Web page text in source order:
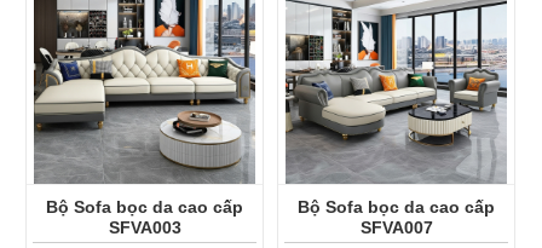
Bộ Sofa bọc da cao cấp
SFVA003
Bộ Sofa bọc da cao cấp
SFVA007